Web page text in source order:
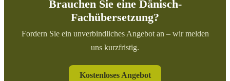
Brauchen Sie eine Dänisch-
Fachübersetzung?
Fordern Sie ein unverbindliches Angebot an – wir melden
uns kurzfristig.
Kostenloses Angebot